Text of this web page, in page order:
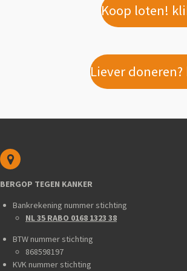
Koop loten!
Liever
BERGOP TEGEN KANKER
Bankrekening nummer stichting
NL 35 RABO 0168 1323 38
BTW nummer stichting
868598197
KVK nummer stichting